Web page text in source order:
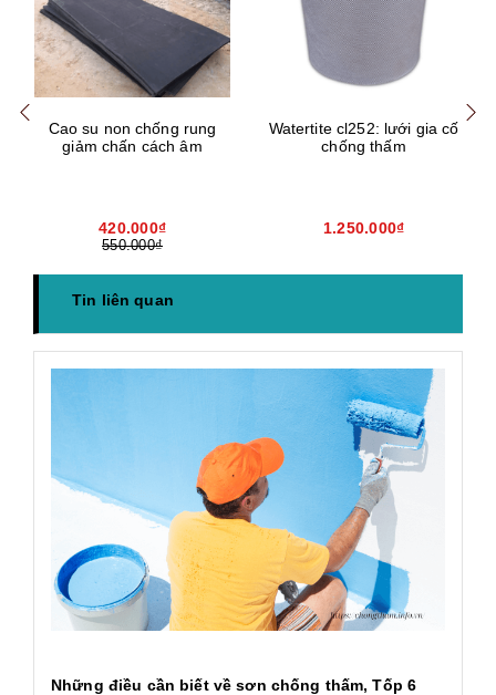
Cao su non chống rung
giảm chấn cách âm
420.000₫
550.000₫
Watertite cl252: lưới gia cố
chống thấm
1.250.000₫
Mua hàng
Tin liên quan
Những điều cần biết về sơn chống thấm, Tốp 6